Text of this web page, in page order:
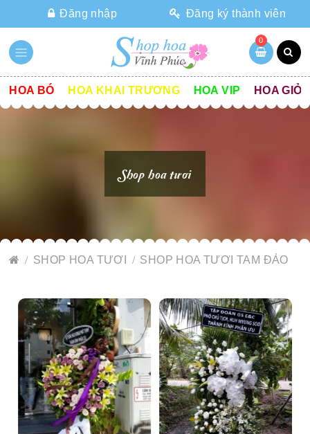
Đăng nhập Đăng ký thành viên
0
HOA BÓ HOA KHAI TRƯƠNG HOA VIP HOA GIỎ
Shop hoa tươi
SHOP HOA TƯƠI SHOP HOA TƯƠI TAM ĐẢO